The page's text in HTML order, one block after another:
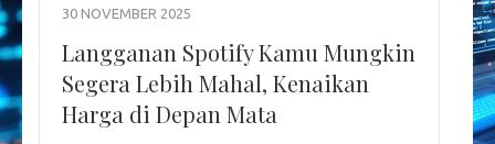
30 NOVEMBER 2025
Langganan Spotify Kamu Mungkin
Segera Lebih Mahal, Kenaikan
Harga di Depan Mata